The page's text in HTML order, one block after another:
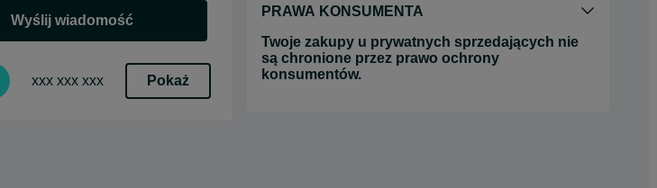
Wyślij wiadomość
xxx xxx xxx Pokaż
PRAWA KONSUMENTA
Twoje zakupy u prywatnych sprzedających nie
są chronione przez prawo ochrony
konsumentów.